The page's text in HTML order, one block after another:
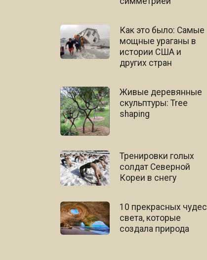
Как это было: Самые
мощные ураганы в
истории США и
других стран
Живые деревянные
скульптуры: Tree
shaping
Тренировки голых
солдат Северной
Кореи в снегу
10 прекрасных чудес
света, которые
создала природа